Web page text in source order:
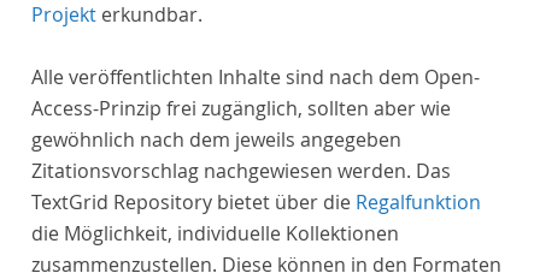
Projekt erkundbar.
Alle veröffentlichten Inhalte sind nach dem Open-
Access-Prinzip frei zugänglich, sollten aber wie
gewöhnlich nach dem jeweils angegeben
Zitationsvorschlag nachgewiesen werden. Das
TextGrid Repository bietet über die Regalfunktion
die Möglichkeit, individuelle Kollektionen
zusammenzustellen. Diese können in den Formaten